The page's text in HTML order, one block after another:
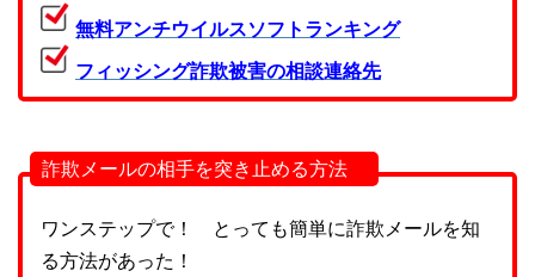
無料アンチウイルスソフトランキング
フィッシング詐欺被害の相談連絡先
詐欺メールの相手を突き止める方法
ワンステップで！ とっても簡単に詐欺メールを知
る方法があった！